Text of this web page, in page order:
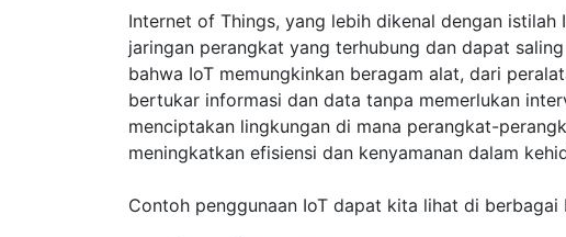
Internet of Things, yang lebih dikenal dengan istilah
jaringan perangkat yang terhubung dan dapat
bahwa IoT memungkinkan beragam alat, dari
bertukar informasi dan data tanpa memerlukan
menciptakan lingkungan di mana perangkat-
meningkatkan efisiensi dan kenyamanan dalam
Contoh penggunaan IoT dapat kita lihat di